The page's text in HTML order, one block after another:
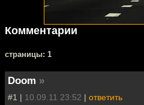
Комментарии
cтраницы: 1
Doom »
#1 | 10.09.11 23:52 | ответить